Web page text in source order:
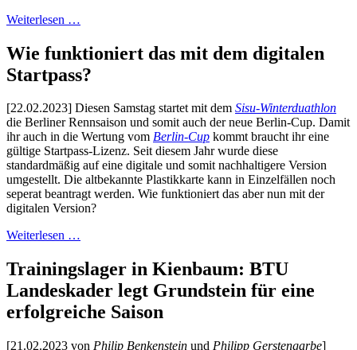
Weiterlesen …
Wie funktioniert das mit dem digitalen
Startpass?
[22.02.2023] Diesen Samstag startet mit dem Sisu-Winterduathlon
die Berliner Rennsaison und somit auch der neue Berlin-Cup. Damit
ihr auch in die Wertung vom Berlin-Cup kommt braucht ihr eine
gültige Startpass-Lizenz. Seit diesem Jahr wurde diese
standardmäßig auf eine digitale und somit nachhaltigere Version
umgestellt. Die altbekannte Plastikkarte kann in Einzelfällen noch
seperat beantragt werden. Wie funktioniert das aber nun mit der
digitalen Version?
Weiterlesen …
Trainingslager in Kienbaum: BTU
Landeskader legt Grundstein für eine
erfolgreiche Saison
[21.02.2023 von Philip Benkenstein und Philipp Gerstengarbe]